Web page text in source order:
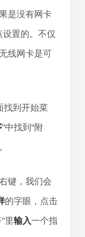
是没有网卡
置的。不仅
线网卡是可
到开始菜
”中找到“附
键，我们会
的字眼，点击
里输入一个指